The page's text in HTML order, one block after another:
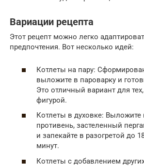
Вариации рецепта
Этот рецепт можно легко
предпочтения. Вот несколько идей:
Котлеты на пару:
выложите в пароварку и
Это отличный вариант для
фигурой.
Котлеты в духовке: Выложите
противень, застеленный
и запекайте в разогретой до
минут.
Котлеты с добавлением